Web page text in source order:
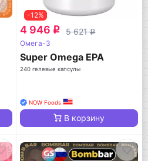
-12%
4 946 q 5 621q
Омега-3
Super Omega EPA
240 гелевые капсулы
NOW Foods
В корзину